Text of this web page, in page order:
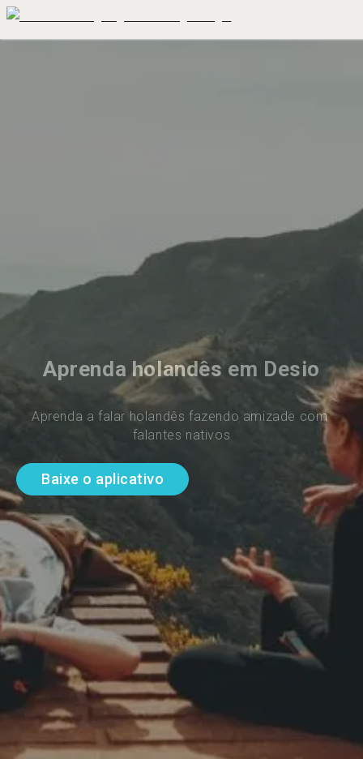
Aprenda holandês em Desio
Aprenda a falar holandês fazendo amizade com
falantes nativos
Baixe o aplicativo